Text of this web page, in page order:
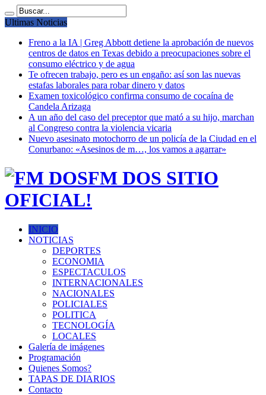
Ultimas Noticias
Freno a la IA | Greg Abbott detiene la aprobación de nuevos
centros de datos en Texas debido a preocupaciones sobre el
consumo eléctrico y de agua
Te ofrecen trabajo, pero es un engaño: así son las nuevas
estafas laborales para robar dinero y datos
Examen toxicológico confirma consumo de cocaína de
Candela Arizaga
A un año del caso del preceptor que mató a su hijo, marchan
al Congreso contra la violencia vicaria
Nuevo asesinato motochorro de un policía de la Ciudad en el
Conurbano: «Asesinos de m…, los vamos a agarrar»
FM DOS SITIO
OFICIAL!
INICIO
NOTICIAS
DEPORTES
ECONOMIA
ESPECTACULOS
INTERNACIONALES
NACIONALES
POLICIALES
POLITICA
TECNOLOGÍA
LOCALES
Galería de imágenes
Programación
Quienes Somos?
TAPAS DE DIARIOS
Contacto